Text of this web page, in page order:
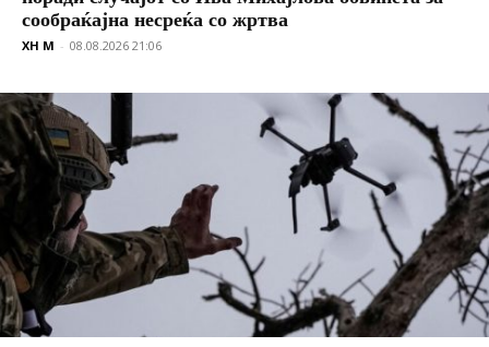
сообраќајна несреќа со жртва
XH M - 08.08.2026 21:06